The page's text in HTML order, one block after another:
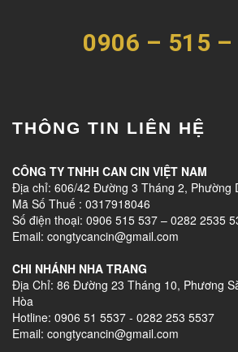
0906 – 515 –
THÔNG TIN LIÊN HỆ
CÔNG TY TNHH CAN CIN VIỆT NAM
Địa chỉ: 606/42 Đường 3 Tháng 2, Phường
Mã Số Thuế : 0317918046
Số điện thoại: 0906 515 537 – 0282 2535
Email: congtycancin@gmail.com
CHI NHÁNH NHA TRANG
Địa Chỉ: 86 Đường 23 Tháng 10, Phương
Hòa
Hotline: 0906 51 5537 - 0282 253 5537
Email: congtycancin@gmail.com